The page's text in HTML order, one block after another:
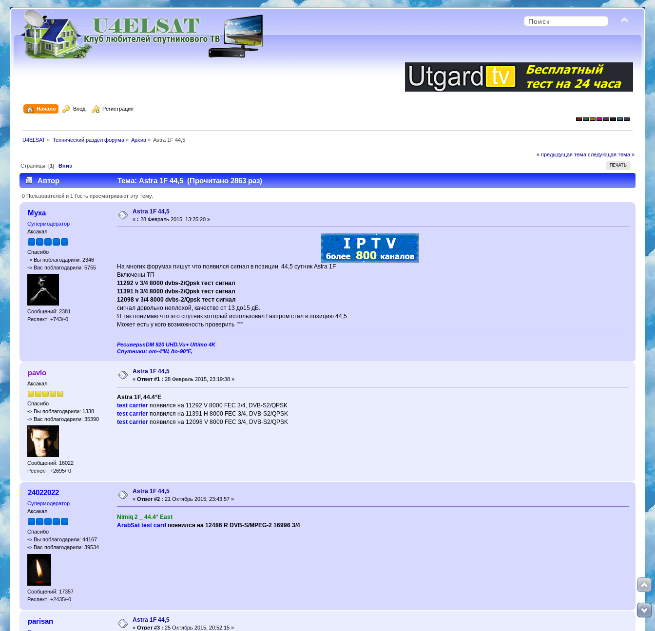
Начало Вход Регистрация
U4ELSAT » Технический раздел форума» Архив » Astra 1F 44,5
« предыдущая тема следующая тема »
ПЕЧАТЬ
Страницы: [1]Вниз
Автор Тема: Astra 1F 44,5 (Прочитано 2863 раз)
0 Пользователей и 1 Гость просматривают эту тему.
Муха
Супермодератор
Аксакал
Спасибо
-> Вы поблагодарили: 2346
-> Вас поблагодарили: 5755
Сообщений: 2381
Респект: +743/-0
Astra 1F 44,5
« : 28 Февраль 2015, 13:25:20 »
На многих форумах пишут что появился сигнал в позиции 44,5 сутник Astra 1F
Включены ТП
11292 v 3/4 8000 dvbs-2/Qpsk тест сигнал
11391 h 3/4 8000 dvbs-2/Qpsk тест сигнал
12098 v 3/4 8000 dvbs-2/Qpsk тест сигнал
сигнал довольно неплохой, качество от 13 до15 дБ.
Я так понимаю что это спутник который использовал Газпром стал в позицию 44,5
Может есть у кого возможность проверить ""''
Ресиверы:DM 920 UHD.Vu+ Ultimo 4K
Спутники: от-4°W, до-90°E,
pavlo
Аксакал
Спасибо
-> Вы поблагодарили: 1338
-> Вас поблагодарили: 35390
Сообщений: 16022
Респект: +2695/-0
Astra 1F 44,5
«Ответ #1 : 28 Февраль 2015, 23:19:38 »
Astra 1F, 44.4°E
test carrierпоявился на 11292 V 8000 FEC 3/4, DVB-S2/QPSK
test carrierпоявился на 11391 H 8000 FEC 3/4, DVB-S2/QPSK
test carrierпоявился на 12098 V 8000 FEC 3/4, DVB-S2/QPSK
24022022
Супермодератор
Аксакал
Спасибо
-> Вы поблагодарили: 44167
-> Вас поблагодарили: 39534
Сообщений: 17357
Респект: +2435/-0
Astra 1F 44,5
«Ответ #2 : 21 Октябрь 2015, 23:43:57 »
Nimiq 2 _ 44.4° East
ArabSat test card появился на 12486 R DVB-S/MPEG-2 16996 3/4
parisan Astra 1F 44,5
«Ответ #3 : 25 Октябрь 2015, 20:52:15 »